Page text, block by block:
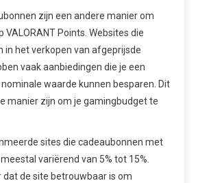
zijn een andere manier om
VALORANT Points. Websites die
in het verkopen van afgeprijsde
vaak aanbiedingen die je een
waarde kunnen besparen. Dit
manier zijn om je gamingbudget te
sites die cadeaubonnen met
variërend van 5% tot 15%.
dat de site betrouwbaar is om